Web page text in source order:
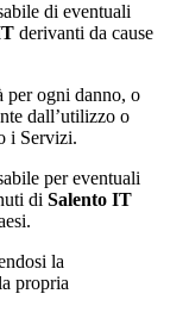
di eventuali
derivanti da cause
per ogni danno, o
dall’utilizzo o
i Servizi.
per eventuali
di Salento IT
la
propria